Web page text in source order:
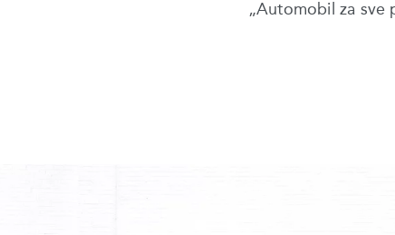
„Automobil za sve